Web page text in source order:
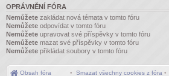
OPRÁVNĚNÍ FÓRA
Nemůžete zakládat nová témata v tomto fóru
Nemůžete odpovídat v tomto fóru
Nemůžete upravovat své příspěvky v tomto fóru
Nemůžete mazat své příspěvky v tomto fóru
Nemůžete přikládat soubory v tomto fóru
Obsah fóra •
• Smazat všechny cookies z fóra